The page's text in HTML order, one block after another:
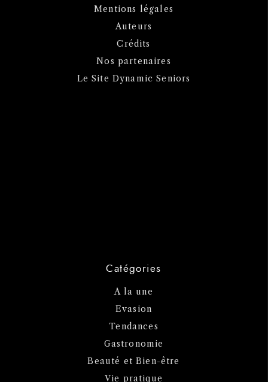
Mentions légales
Auteurs
Crédits
Nos partenaires
Le Site Dynamic Seniors
Catégories
A la une
Evasion
Tendances
Gastronomie
Beauté et Bien-être
Vie pratique